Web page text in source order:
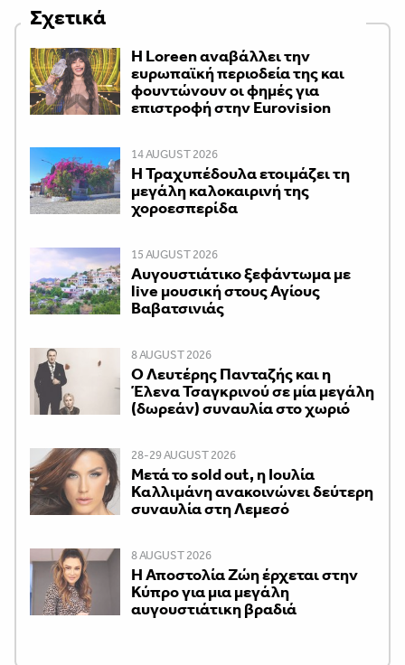
Σχετικά
Η Loreen αναβάλλει την
ευρωπαϊκή περιοδεία της και
φουντώνουν οι φημές για
επιστροφή στην Eurovision
14 AUGUST 2026
Η Τραχυπέδουλα ετοιμάζει τη
μεγάλη καλοκαιρινή της
χοροεσπερίδα
15 AUGUST 2026
Αυγουστιάτικο ξεφάντωμα με
live μουσική στους Αγίους
Βαβατσινιάς
8 AUGUST 2026
Ο Λευτέρης Πανταζής και η
Έλενα Τσαγκρινού σε μία μεγάλη
(δωρεάν) συναυλία στο χωριό
28-29 AUGUST 2026
Μετά το sold out, η Ιουλία
Καλλιμάνη ανακοινώνει δεύτερη
συναυλία στη Λεμεσό
8 AUGUST 2026
Η Αποστολία Ζώη έρχεται στην
Κύπρο για μια μεγάλη
αυγουστιάτικη βραδιά